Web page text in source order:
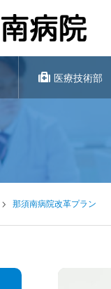
医療技術部
那須南病院改革プラン